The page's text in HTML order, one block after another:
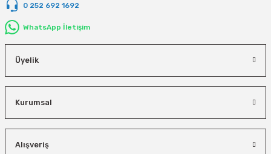
0 252 692 1692
WhatsApp İletişim
Üyelik
Kurumsal
Alışveriş